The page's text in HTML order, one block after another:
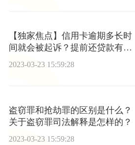
【独家焦点】信用卡逾期多长时
间就会被起诉？提前还贷款有哪
些好处呢？
2023-03-23 15:59:28
盗窃罪和抢劫罪的区别是什么？
关于盗窃罪司法解释是怎样的？
2023-03-23 15:59:28